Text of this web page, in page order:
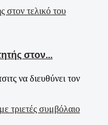
στον...
να διευθύνει τον